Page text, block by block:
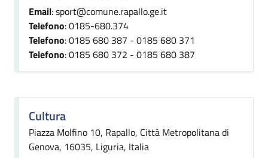
Email: sport@comune.rapallo.ge.it
Telefono: 0185-680.374
Telefono: 0185 680 387 - 0185 680 371
Telefono: 0185 680 372 - 0185 680 387
Cultura
Piazza Molfino 10, Rapallo, Città Metropolitana di
Genova, 16035, Liguria, Italia